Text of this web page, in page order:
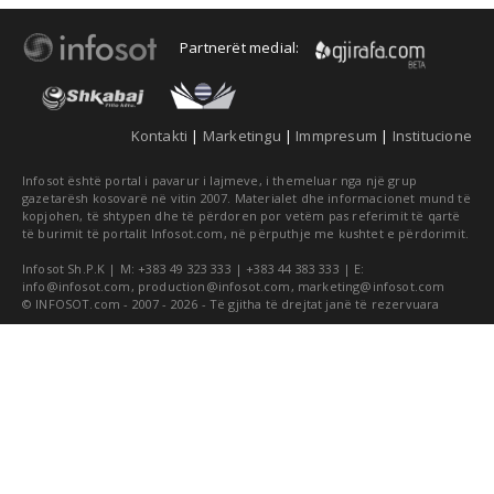
Partnerët medial:
Kontakti | Marketingu | Immpresum | Institucione
Infosot është portal i pavarur i lajmeve, i themeluar nga një grup
gazetarësh kosovarë në vitin 2007. Materialet dhe informacionet mund të
kopjohen, të shtypen dhe të përdoren por vetëm pas referimit të qartë
të burimit të portalit Infosot.com, në përputhje me kushtet e përdorimit.
Infosot Sh.P.K | M: +383 49 323 333 | +383 44 383 333 | E:
info@infosot.com , production@infosot.com , marketing@infosot.com
© INFOSOT.com - 2007 - 2026 - Të gjitha të drejtat janë të rezervuara